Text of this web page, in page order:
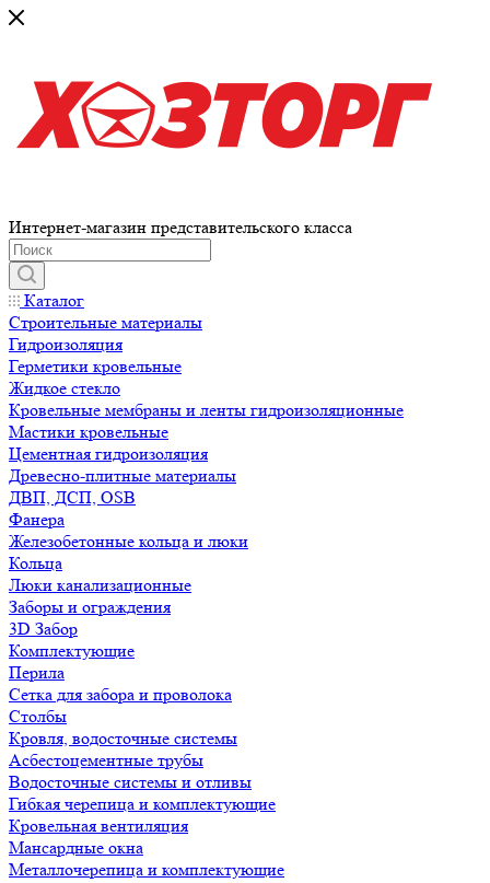
Интернет-магазин представительского класса
Каталог
Строительные материалы
Гидроизоляция
Герметики кровельные
Жидкое стекло
Кровельные мембраны и ленты гидроизоляционные
Мастики кровельные
Цементная гидроизоляция
Древесно-плитные материалы
ДВП, ДСП, OSB
Фанера
Железобетонные кольца и люки
Кольца
Люки канализационные
Заборы и ограждения
3D Забор
Комплектующие
Перила
Сетка для забора и проволока
Столбы
Кровля, водосточные системы
Асбестоцементные трубы
Водосточные системы и отливы
Гибкая черепица и комплектующие
Кровельная вентиляция
Мансардные окна
Металлочерепица и комплектующие